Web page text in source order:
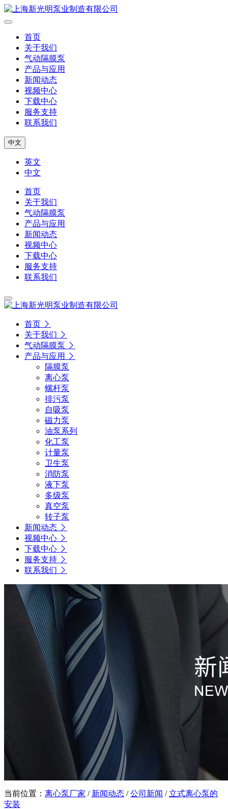
首页
关于我们
气动隔膜泵
产品与应用
新闻动态
视频中心
下载中心
服务支持
联系我们
中文
英文
中文
首页
关于我们
气动隔膜泵
产品与应用
新闻动态
视频中心
下载中心
服务支持
联系我们
首页
关于我们
气动隔膜泵
产品与应用
隔膜泵
离心泵
螺杆泵
排污泵
自吸泵
磁力泵
油泵系列
化工泵
计量泵
卫生泵
消防泵
液下泵
多级泵
真空泵
转子泵
新闻动态
视频中心
下载中心
服务支持
联系我们
当前位置： 离心泵厂家 / 新闻动态 /公司新闻 / 立式离心泵的
安装